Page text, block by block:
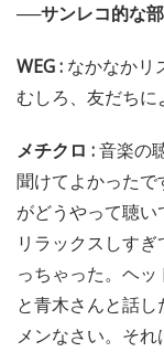
──サンレコ的な
WEG : なかなかリ
むしろ、友だちに
メチクロ :音楽の
聞けてよかったで
がどうやって聴
リラックスしす
っちゃった。ヘ
と青木さんと話
メンなさい。そ